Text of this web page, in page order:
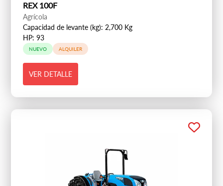
REX 100F
Agrícola
Capacidad de levante (kg): 2,700 Kg
HP: 93
NUEVO ALQUILER
VER DETALLE